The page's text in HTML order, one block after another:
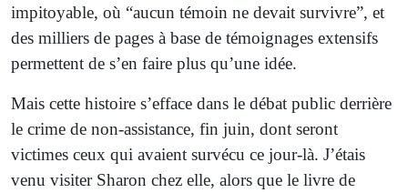
impitoyable, où “aucun témoin ne devait survivre”, et
des milliers de pages à base de témoignages extensifs
permettent de s’en faire plus qu’une idée.
Mais cette histoire s’efface dans le débat public derrière
le crime de non-assistance, fin juin, dont seront
victimes ceux qui avaient survécu ce jour-là. J’étais
venu visiter Sharon chez elle, alors que le livre de